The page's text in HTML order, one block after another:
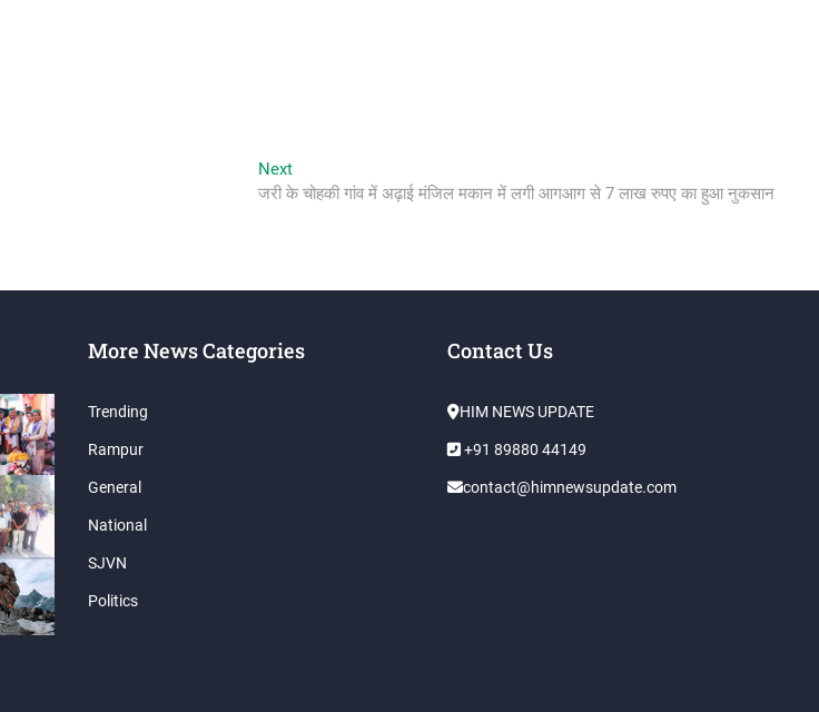
NextNext
post:
जरी के चोहकी गांव में अढ़ाई मंजिल मकान में लगी आगआग से 7 लाख रुपए का हुआ नुकसान
More News Categories
Trending
Rampur
General
National
SJVN
Politics
Contact Us
HIM NEWS UPDATE
+91 89880 44149
contact@himnewsupdate.com